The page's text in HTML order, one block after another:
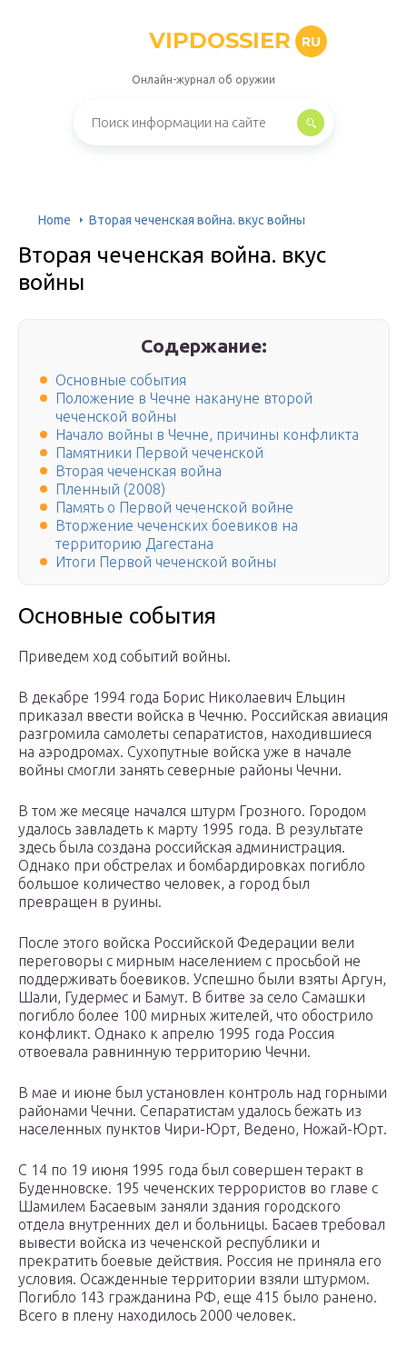
VIPDOSSIER RU
Онлайн-журнал об оружии
Home Вторая чеченская война. вкус войны
Вторая чеченская война. вкус
войны
Содержание:
Основные события
Положение в Чечне накануне второй
чеченской войны
Начало войны в Чечне, причины конфликта
Памятники Первой чеченской
Вторая чеченская война
Пленный (2008)
Память о Первой чеченской войне
Вторжение чеченских боевиков на
территорию Дагестана
Итоги Первой чеченской войны
Основные события
Приведем ход событий войны.
В декабре 1994 года Борис Николаевич Ельцин
приказал ввести войска в Чечню. Российская авиация
разгромила самолеты сепаратистов, находившиеся
на аэродромах. Сухопутные войска уже в начале
войны смогли занять северные районы Чечни.
В том же месяце начался штурм Грозного. Городом
удалось завладеть к марту 1995 года. В результате
здесь была создана российская администрация.
Однако при обстрелах и бомбардировках погибло
большое количество человек, а город был
превращен в руины.
После этого войска Российской Федерации вели
переговоры с мирным населением с просьбой не
поддерживать боевиков. Успешно были взяты Аргун,
Шали, Гудермес и Бамут. В битве за село Самашки
погибло более 100 мирных жителей, что обострило
конфликт. Однако к апрелю 1995 года Россия
отвоевала равнинную территорию Чечни.
В мае и июне был установлен контроль над горными
районами Чечни. Сепаратистам удалось бежать из
населенных пунктов Чири-Юрт, Ведено, Ножай-Юрт.
С 14 по 19 июня 1995 года был совершен теракт в
Буденновске. 195 чеченских террористов во главе с
Шамилем Басаевым заняли здания городского
отдела внутренних дел и больницы. Басаев требовал
вывести войска из чеченской республики и
прекратить боевые действия. Россия не приняла его
условия. Осажденные территории взяли штурмом.
Погибло 143 гражданина РФ, еще 415 было ранено.
Всего в плену находилось 2000 человек.